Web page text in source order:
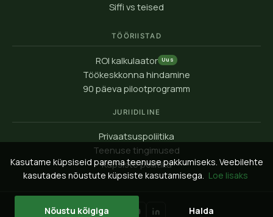
Siffi vs teised
TÖÖRIISTAD
ROI kalkulaator Uus
Töökeskkonna hindamine
90 päeva pilootprogramm
JURIIDILINE
Privaatsuspoliitika
Teenuse tingimused
Küpsiste poliitika
Kasutame küpsiseid parema teenuse pakkumiseks. Veebilehte
kasutades nõustute küpsiste kasutamisega. Loe lisaks
Nõustu kõigiga Halda